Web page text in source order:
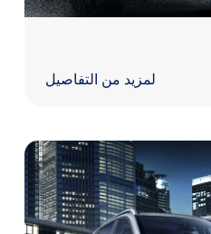
لمزيد من التفاصيل